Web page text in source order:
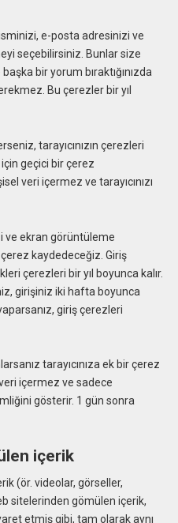
e-posta adresinizi ve
seçebilirsiniz. Bunlar size
bir yorum bıraktığınızda
Bu çerezler bir yıl
tarayıcınızın çerezleri
geçici bir çerez
veri içermez ve tarayıcınızı
ve ekran görüntüleme
kaydedeceğiz. Giriş
çerezleri bir yıl boyunca kalır.
girişiniz iki hafta boyunca
giriş çerezleri
tarayıcınıza ek bir çerez
içermez ve sadece
gösterir. 1 gün sonra
içerik
(ör. videolar, görseller,
sitelerinden gömülen içerik,
etmiş gibi, tam olarak aynı